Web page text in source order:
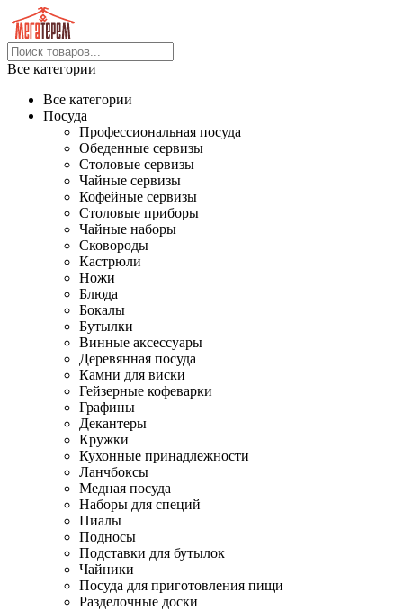
Все категории
Все категории
Посуда
Профессиональная посуда
Обеденные сервизы
Столовые сервизы
Чайные сервизы
Кофейные сервизы
Столовые приборы
Чайные наборы
Сковороды
Кастрюли
Ножи
Блюда
Бокалы
Бутылки
Винные аксессуары
Деревянная посуда
Камни для виски
Гейзерные кофеварки
Графины
Декантеры
Кружки
Кухонные принадлежности
Ланчбоксы
Медная посуда
Наборы для специй
Пиалы
Подносы
Подставки для бутылок
Чайники
Посуда для приготовления пищи
Разделочные доски